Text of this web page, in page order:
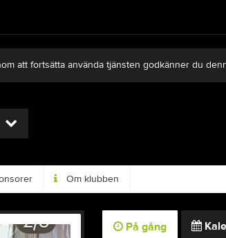
att fortsätta använda tjänsten godkänner du
Om klubben
På gång